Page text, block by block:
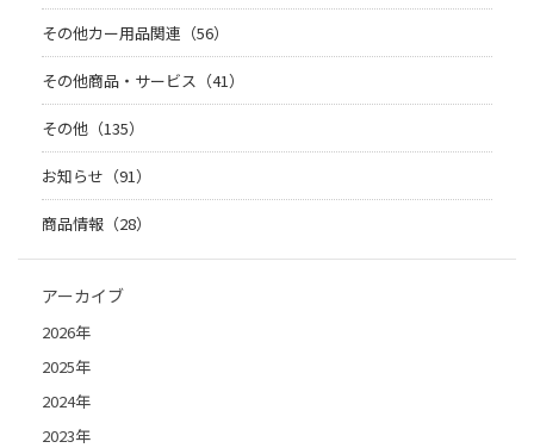
その他カー用品関連（56）
その他商品・サービス（41）
その他（135）
お知らせ（91）
商品情報（28）
アーカイブ
2026年
2025年
2024年
2023年